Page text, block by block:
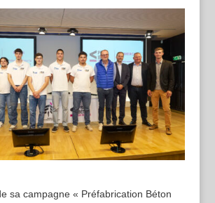
sa campagne « Préfabrication Béton